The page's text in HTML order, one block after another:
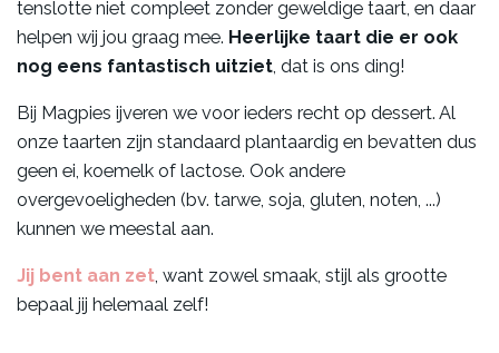
tenslotte niet compleet zonder geweldige taart, en daar
helpen wij jou graag mee. Heerlijke taart die er ook
nog eens fantastisch uitziet , dat is ons ding!
Bij Magpies ijveren we voor ieders recht op dessert. Al
onze taarten zijn standaard plantaardig en bevatten dus
geen ei, koemelk of lactose. Ook andere
overgevoeligheden (bv. tarwe, soja, gluten, noten, ...)
kunnen we meestal aan.
Jij bent aan zet, want zowel smaak, stijl als grootte
bepaal jij helemaal zelf!